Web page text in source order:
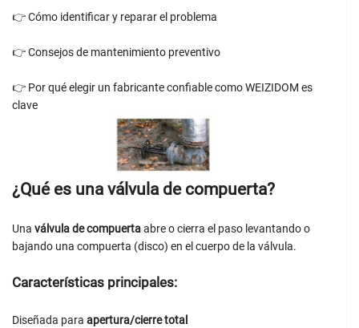
👉 Cómo identificar y reparar el problema
👉 Consejos de mantenimiento preventivo
👉 Por qué elegir un fabricante confiable como WEIZIDOM es
clave
¿Qué es una válvula de compuerta?
Una válvula de compuertaabre o cierra el paso levantando o
bajando una compuerta (disco) en el cuerpo de la válvula.
Características principales:
Diseñada para apertura/cierre total